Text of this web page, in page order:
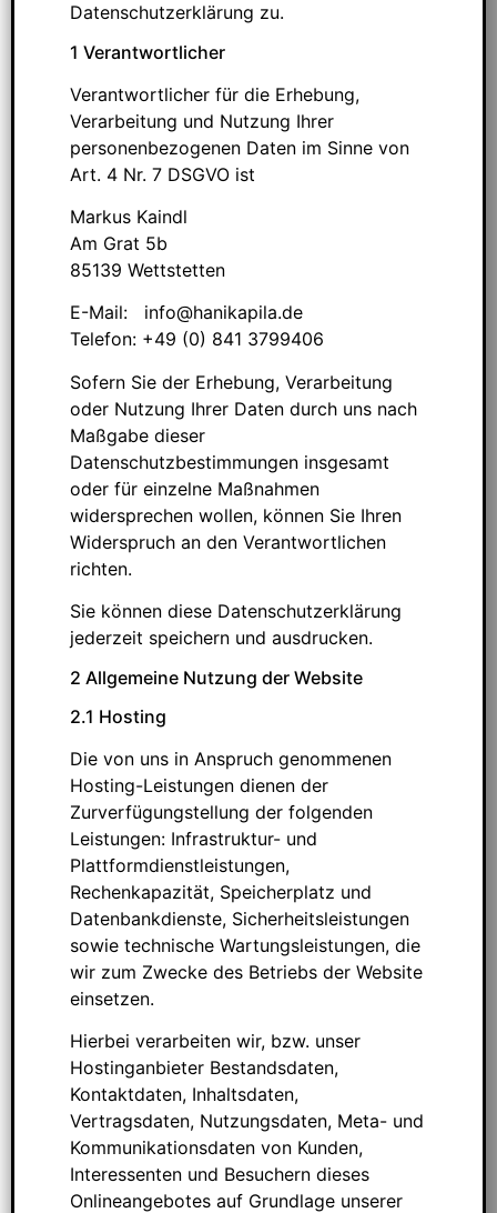
Datenschutzerklärung zu.
1 Verantwortlicher
Verantwortlicher für die Erhebung,
Verarbeitung und Nutzung Ihrer
personenbezogenen Daten im Sinne von
Art. 4 Nr. 7 DSGVO ist
Markus Kaindl
Am Grat 5b
85139 Wettstetten
E-Mail: info@hanikapila.de
Telefon: +49 (0) 841 3799406
Sofern Sie der Erhebung, Verarbeitung
oder Nutzung Ihrer Daten durch uns nach
Maßgabe dieser
Datenschutzbestimmungen insgesamt
oder für einzelne Maßnahmen
widersprechen wollen, können Sie Ihren
Widerspruch an den Verantwortlichen
richten.
Sie können diese Datenschutzerklärung
jederzeit speichern und ausdrucken.
2 Allgemeine Nutzung der Website
2.1 Hosting
Die von uns in Anspruch genommenen
Hosting-Leistungen dienen der
Zurverfügungstellung der folgenden
Leistungen: Infrastruktur- und
Plattformdienstleistungen,
Rechenkapazität, Speicherplatz und
Datenbankdienste, Sicherheitsleistungen
sowie technische Wartungsleistungen, die
wir zum Zwecke des Betriebs der Website
einsetzen.
Hierbei verarbeiten wir, bzw. unser
Hostinganbieter Bestandsdaten,
Kontaktdaten, Inhaltsdaten,
Vertragsdaten, Nutzungsdaten, Meta- und
Kommunikationsdaten von Kunden,
Interessenten und Besuchern dieses
Onlineangebotes auf Grundlage unserer